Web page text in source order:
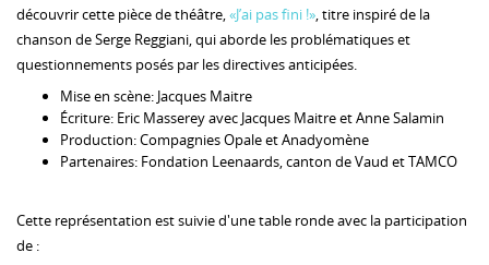
découvrir cette pièce de théâtre,«J’ai pas fini !», titre inspiré de la
chanson de Serge Reggiani, qui aborde les problématiques et
questionnements posés par les directives anticipées.
Mise en scène: Jacques Maitre
Écriture: Eric Masserey avec Jacques Maitre et Anne Salamin
Production: Compagnies Opale et Anadyomène
Partenaires: Fondation Leenaards, canton de Vaud et TAMCO
Cette représentation est suivie d'une table ronde avec la participation
de :